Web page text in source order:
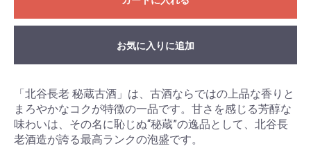
お気に入りに追加
「北谷長老 秘蔵古酒」は、古酒ならではの上品な香りと
まろやかなコクが特徴の一品です。甘さを感じる芳醇な
味わいは、その名に恥じぬ“秘蔵”の逸品として、北谷長
老酒造が誇る最高ランクの泡盛です。